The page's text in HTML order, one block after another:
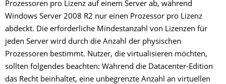
Prozessoren pro Lizenz auf einem Server ab, während
Windows Server 2008 R2 nur einen Prozessor pro Lizenz
abdeckt. Die erforderliche Mindestanzahl von Lizenzen für
jeden Server wird durch die Anzahl der physischen
Prozessoren bestimmt. Nutzer, die virtualisieren möchten,
sollten folgendes beachten: Während die Datacenter-Edition
das Recht beinhaltet, eine unbegrenzte Anzahl an virtuellen